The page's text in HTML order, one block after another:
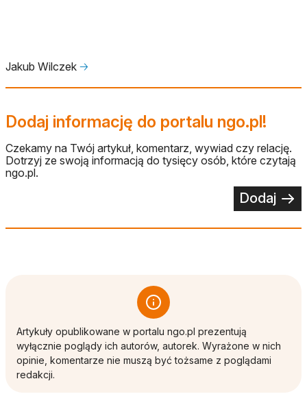
Jakub Wilczek 🡢
Dodaj informację do portalu ngo.pl!
Czekamy na Twój artykuł, komentarz, wywiad czy relację.
Dotrzyj ze swoją informacją do tysięcy osób, które czytają
ngo.pl.
Dodaj
Artykuły opublikowane w portalu ngo.pl prezentują
wyłącznie poglądy ich autorów, autorek. Wyrażone w nich
opinie, komentarze nie muszą być tożsame z poglądami
redakcji.